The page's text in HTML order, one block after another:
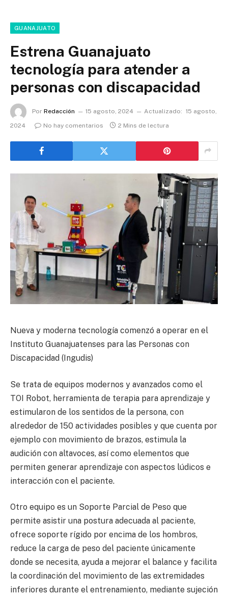
GUANAJUATO
Estrena Guanajuato
tecnología para atender a
personas con discapacidad
Por Redacción 15 agosto, 2024 Actualizado: 15 agosto,
2024
No hay comentarios 2 Mins de lectura
Nueva y moderna tecnología comenzó a operar en el
Instituto Guanajuatenses para las Personas con
Discapacidad (Ingudis)
Se trata de equipos modernos y avanzados como el
TOI Robot, herramienta de terapia para aprendizaje y
estimularon de los sentidos de la persona, con
alrededor de 150 actividades posibles y que cuenta por
ejemplo con movimiento de brazos, estimula la
audición con altavoces, así como elementos que
permiten generar aprendizaje con aspectos lúdicos e
interacción con el paciente.
Otro equipo es un Soporte Parcial de Peso que
permite asistir una postura adecuada al paciente,
ofrece soporte rígido por encima de los hombros,
reduce la carga de peso del paciente únicamente
donde se necesita, ayuda a mejorar el balance y facilita
la coordinación del movimiento de las extremidades
inferiores durante el entrenamiento, mediante sujeción